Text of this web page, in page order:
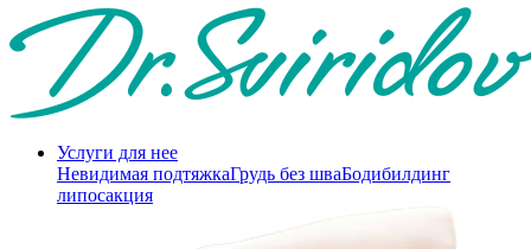
Услуги для нее
Невидимая подтяжкаГрудь без шваБодибилдинг
липосакция